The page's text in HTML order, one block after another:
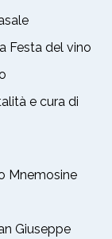
Festa del vino
e cura di
Mnemosine
Giuseppe